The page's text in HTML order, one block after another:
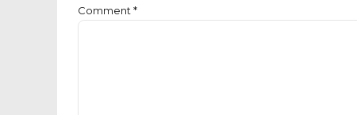
Comment *